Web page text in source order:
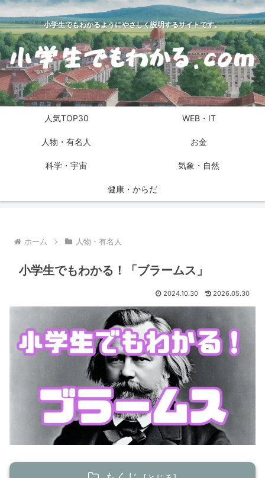
小学生でもわかるようにやさしく説明するサイトです。
人気TOP30 WEB・IT
人物・有名人 お金
科学・宇宙 気象・自然
健康・からだ
ホーム 人物・有名人
小学生でもわかる！「ブラームス」
2024.10.30 2026.05.30